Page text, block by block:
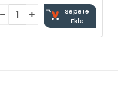
Sepete
Ekle